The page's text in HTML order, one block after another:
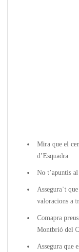
Mira que el
d’Esquadra
No t’apuntis
Assegura’t
valoracions a
Comapra
Montbrió del
Assegura que